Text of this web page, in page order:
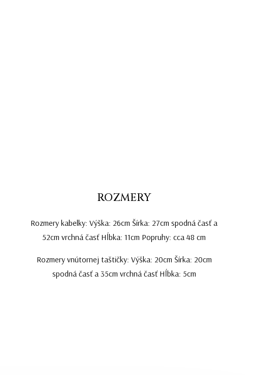
ROZMERY
Rozmery kabelky: Výška: 26cm Šírka: 27cm spodná časť a
52cm vrchná časť Hĺbka: 11cm Popruhy: cca 48 cm
Rozmery vnútornej taštičky: Výška: 20cm Šírka: 20cm
spodná časť a 35cm vrchná časť Hĺbka: 5cm